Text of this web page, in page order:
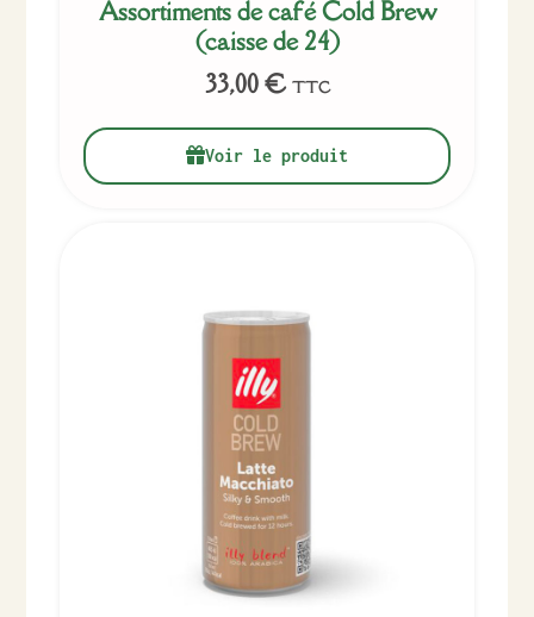
Assortiments de café Cold Brew
(caisse de 24)
33,00€ TTC
Voir le produit